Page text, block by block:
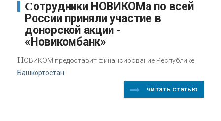
Сотрудники НОВИКОМа по всей
России приняли участие в
донорской акции -
«Новикомбанк»
НОВИКОМ предоставит финансирование Республике
Башкортостан
читать статью